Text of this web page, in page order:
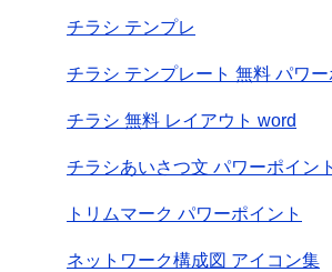
チラシ テンプレ
チラシ テンプレート 無料 パワー
チラシ 無料 レイアウト word
チラシあいさつ文 パワーポイント
トリムマーク パワーポイント
ネットワーク構成図 アイコン集